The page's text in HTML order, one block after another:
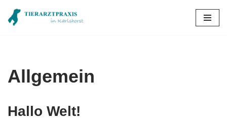
Zum
Allgemein
Hallo Welt!